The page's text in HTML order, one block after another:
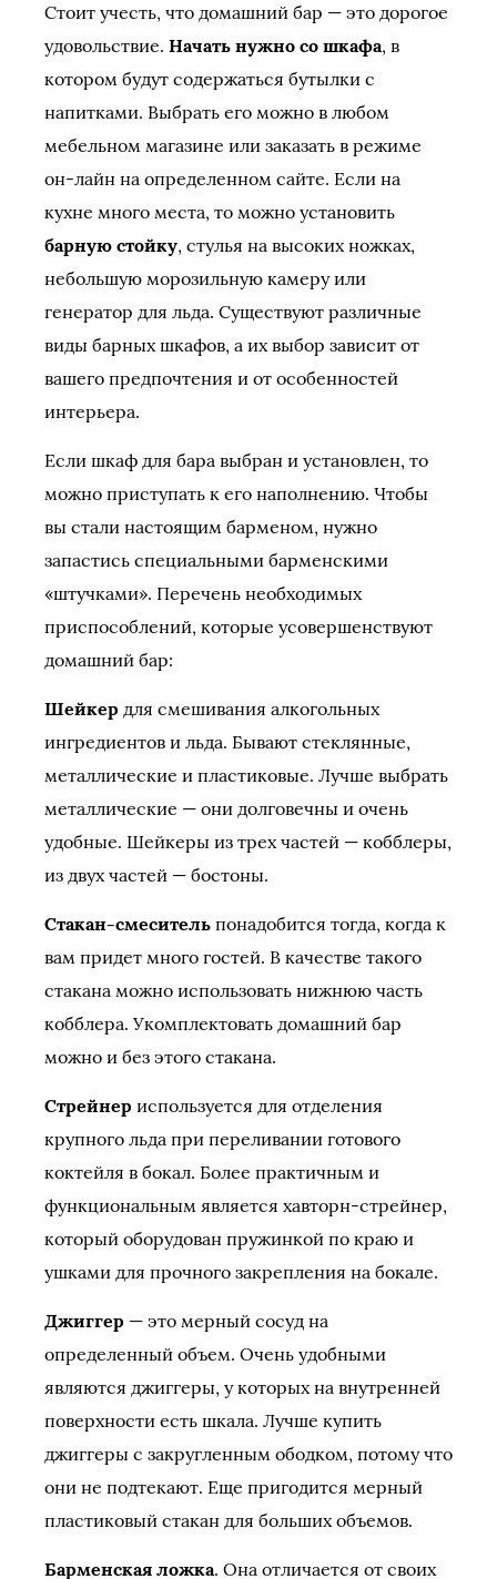
Стоит учесть, что домашний бар — это дорогое
удовольствие. Начать нужно со шкафа, в
котором будут содержаться бутылки с
напитками. Выбрать его можно в любом
мебельном магазине или заказать в режиме
он-лайн на определенном сайте. Если на
кухне много места, то можно установить
барную стойку, стулья на высоких ножках,
небольшую морозильную камеру или
генератор для льда. Существуют различные
виды барных шкафов, а их выбор зависит от
вашего предпочтения и от особенностей
интерьера.
Если шкаф для бара выбран и установлен, то
можно приступать к его наполнению. Чтобы
вы стали настоящим барменом, нужно
запастись специальными барменскими
«штучками». Перечень необходимых
приспособлений, которые усовершенствуют
домашний бар:
Шейкер для смешивания алкогольных
ингредиентов и льда. Бывают стеклянные,
металлические и пластиковые. Лучше выбрать
металлические — они долговечны и очень
удобные. Шейкеры из трех частей — кобблеры,
из двух частей — бостоны.
Стакан-смеситель понадобится тогда, когда к
вам придет много гостей. В качестве такого
стакана можно использовать нижнюю часть
кобблера. Укомплектовать домашний бар
можно и без этого стакана.
Стрейнер используется для отделения
крупного льда при переливании готового
коктейля в бокал. Более практичным и
функциональным является хавторн-стрейнер,
который оборудован пружинкой по краю и
ушками для прочного закрепления на бокале.
Джиггер — это мерный сосуд на
определенный объем. Очень удобными
являются джиггеры, у которых на внутренней
поверхности есть шкала. Лучше купить
джиггеры с закругленным ободком, потому что
они не подтекают. Еще пригодится мерный
пластиковый стакан для больших объемов.
Барменская ложка. Она отличается от своих